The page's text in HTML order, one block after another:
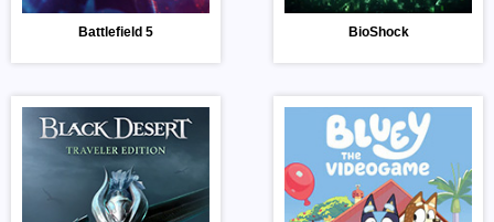
Battlefield 5 BioShock